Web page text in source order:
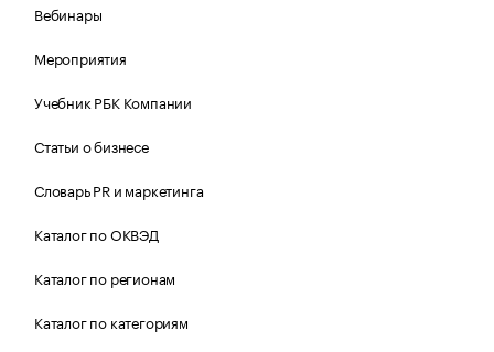
Вебинары
Мероприятия
Учебник РБК Компании
Статьи о бизнесе
Словарь PR и маркетинга
Каталог по ОКВЭД
Каталог по регионам
Каталог по категориям